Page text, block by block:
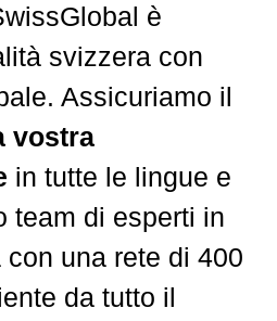
è
svizzera con
Assicuriamo il
vostra
in tutte le lingue e
team di esperti in
una rete di 400
da tutto il